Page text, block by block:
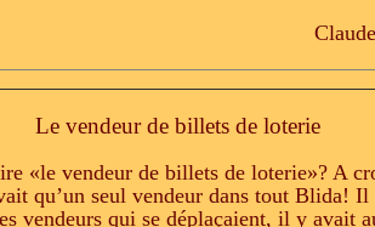
Le vendeur de billets de loterie
«le vendeur de billets de loterie»? A
qu’un seul vendeur dans tout Blida!
vendeurs qui se déplaçaient, il y avait